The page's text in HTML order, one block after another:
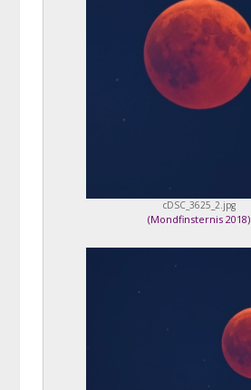
cDSC_3625_2.jpg
(Mondfinsternis 2018)